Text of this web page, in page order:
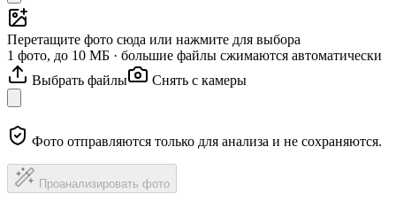
Перетащите фото сюда или нажмите для выбора
1 фото, до 10 МБ · большие файлы сжимаются автоматически
Выбрать файлы
Снять с камеры
Фото отправляются только для анализа и не сохраняются.
Проанализировать фото